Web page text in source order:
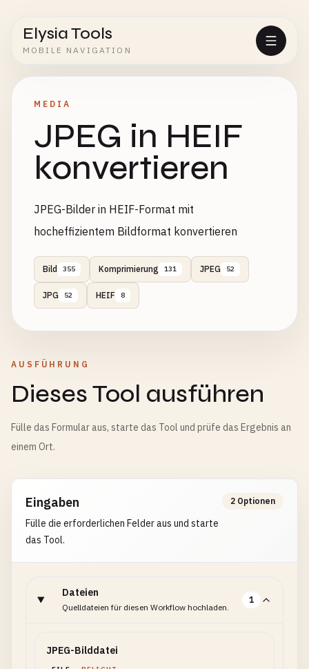
Elysia Tools
MOBILE NAVIGATION
MEDIA
JPEG in HEIF
konvertieren
JPEG-Bilder in HEIF-Format mit
hocheffizientem Bildformat konvertieren
Bild 355 Komprimierung 131 JPEG 52
JPG 52 HEIF 8
AUSFÜHRUNG
Dieses Tool ausführen
Fülle das Formular aus, starte das Tool und prüfe das Ergebnis an
einem Ort.
Eingaben
Fülle die erforderlichen Felder aus und starte
das Tool.
2 Optionen
Dateien
Quelldateien für diesen Workflow hochladen.
1
JPEG-Bilddatei